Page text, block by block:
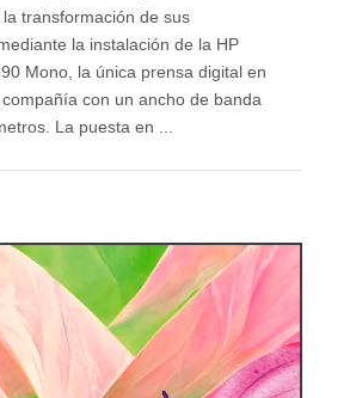
transformación de sus
la instalación de la HP
Mono, la única prensa digital en
con un ancho de banda
La puesta en ...